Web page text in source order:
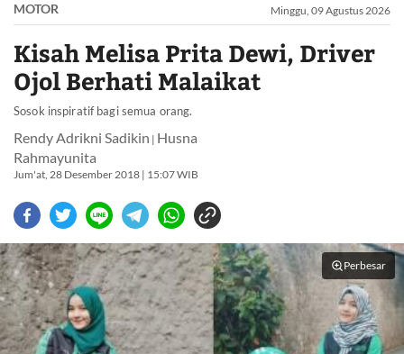
MOTOR Minggu, 09 Agustus 2026
Kisah Melisa Prita Dewi, Driver
Ojol Berhati Malaikat
Sosok inspiratif bagi semua orang.
Rendy Adrikni Sadikin | Husna
Rahmayunita
Jum'at, 28 Desember 2018 | 15:07 WIB
Perbesar